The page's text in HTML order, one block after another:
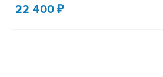
22 400 ₽